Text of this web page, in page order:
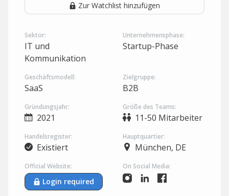
Zur Watchlist hinzufügen
Sektor:
IT und
Kommunikation
Unternehmensphase:
Startup-Phase
Geschäftsmodell:
SaaS
Zielgruppe:
B2B
Gründungsjahr:
2021
Größe des Teams:
11-50 Mitarbeiter
Handelsregister:
Existiert
Hauptquartier:
München, DE
Official Website:
Login required
On Social Media: